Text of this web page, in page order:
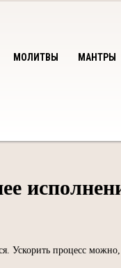
МОЛИТВЫ МАНТРЫ
Ускорить процесс